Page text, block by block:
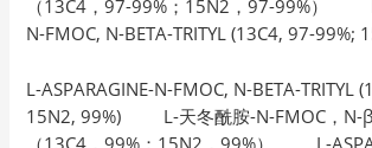
（13C4，97-99%；15N2，97-99%）
N-FMOC, N-BETA-TRITYL (13C4, 97-99%;
L-ASPARAGINE-N-FMOC, N-BETA-TRITYL
15N2, 99%) L-天冬酰胺-N-FMOC，N-
（13C4，99%；15N2，99%） L-